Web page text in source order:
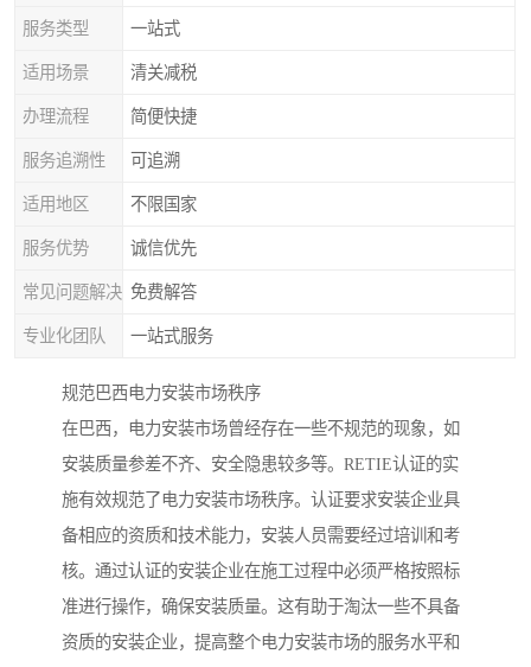
服务类型 一站式
适用场景 清关减税
办理流程 简便快捷
服务追溯性 可追溯
适用地区 不限国家
服务优势 诚信优先
常见问题解决 免费解答
专业化团队 一站式服务
规范巴西电力安装市场秩序
在巴西，电力安装市场曾经存在一些不规范的现象，如
安装质量参差不齐、安全隐患较多等。RETIE认证的实
施有效规范了电力安装市场秩序。认证要求安装企业具
备相应的资质和技术能力，安装人员需要经过培训和考
核。通过认证的安装企业在施工过程中必须严格按照标
准进行操作，确保安装质量。这有助于淘汰一些不具备
资质的安装企业，提高整个电力安装市场的服务水平和